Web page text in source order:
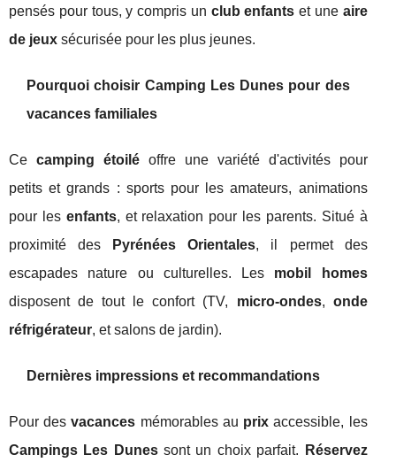
pensés pour tous, y compris un club enfants et une aire
de jeux sécurisée pour les plus jeunes.
Pourquoi choisir Camping Les Dunes pour des
vacances familiales
Ce camping étoiléoffre une variété d'activités pour
petits et grands : sports pour les amateurs, animations
pour les enfants, et relaxation pour les parents. Situé à
proximité des
Pyrénées Orientales, il permet des
escapades nature ou culturelles. Les mobil homes
disposent de tout le confort (TV, micro-ondes, onde
réfrigérateur, et salons de jardin).
Dernières impressions et recommandations
Pour desvacances mémorables au prix accessible, les
Campings Les Dunessont un choix parfait.
Réservez